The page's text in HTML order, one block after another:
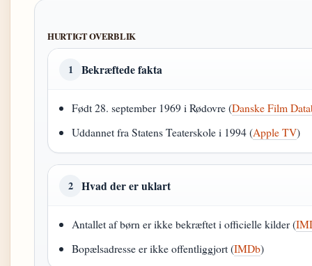
HURTIGT OVERBLIK
1 Bekræftede fakta
Født 28. september 1969 i Rødovre (Danske Film
Uddannet fra Statens Teaterskole i 1994 (Apple TV)
2 Hvad der er uklart
Antallet af børn er ikke bekræftet i officielle kilder (
Bopælsadresse er ikke offentliggjort (IMDb)